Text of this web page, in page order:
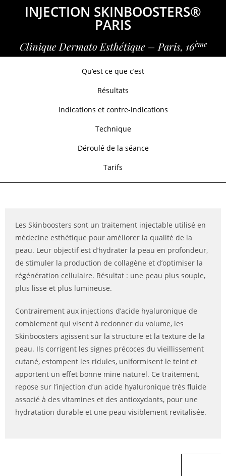
INJECTION SKINBOOSTERS®
PARIS
Clinique Dermato Esthétique – Paris, 16ème
Qu’est ce que c’est
Résultats
Indications et contre-indications
Technique
Déroulé de la séance
Tarifs
Les Skinboosters sont un traitement injectable utilisé en
médecine esthétique pour améliorer la qualité de la
peau. Leur objectif est d’hydrater la peau en profondeur,
de stimuler la production de collagène et d’optimiser la
régénération cellulaire. Résultat : une peau plus souple,
plus lisse et plus lumineuse.
Contrairement aux injections d’acide hyaluronique de
comblement qui visent à redonner du volume, les
Skinboosters agissent sur la structure et la texture de la
peau. Ils corrigent les signes précoces du vieillissement
cutané, estompent les ridules, uniformisent le teint et
apportent un effet bonne mine naturel. Ce traitement,
repose sur l’injection d’un acide hyaluronique très fluide
associé à des vitamines et des antioxydants, pour une
hydratation durable et une peau visiblement revitalisée.